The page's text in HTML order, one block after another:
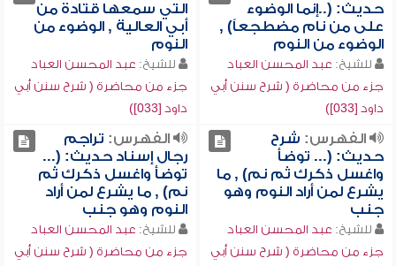
حديث: (..إنما الوضوء
على من نام مضطجعاً) ,
الوضوء من النوم
للشيخ: عبد المحسن العباد
جزء من محاضرة ( شرح سنن أبي
داود [033])
التي سمعها قتادة من
أبي العالية , الوضوء من
النوم
للشيخ: عبد المحسن العباد
جزء من محاضرة ( شرح سنن أبي
داود [033])
الفهرس: شرح
حديث: (... توضأ
واغسل ذكرك ثم نم) , ما
يشرع لمن أراد النوم وهو
جنب
للشيخ: عبد المحسن العباد
جزء من محاضرة ( شرح سنن أبي
الفهرس: تراجم
رجال إسناد حديث: (...
توضأ واغسل ذكرك ثم
نم) , ما يشرع لمن أراد
النوم وهو جنب
للشيخ: عبد المحسن العباد
جزء من محاضرة ( شرح سنن أبي